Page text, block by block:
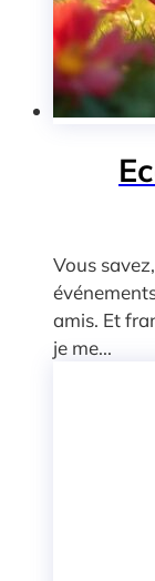
Vous
amis. Et
je me...